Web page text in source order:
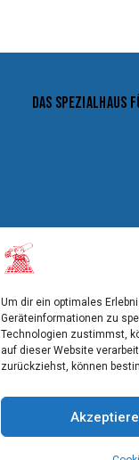
Um dir ein optimales
Geräteinformationen zu
Technologien zustimmst,
auf dieser Website
zurückziehst, können
DAS SPEZIALHAUS